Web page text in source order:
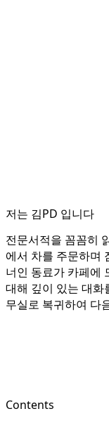
저는 김PD 입니다
전문서적을 꼼꼼히
에서 차를 주문하며
너인 동료가 카페에
대해 깊이 있는 대화
무실로 복귀하여 다
Contents